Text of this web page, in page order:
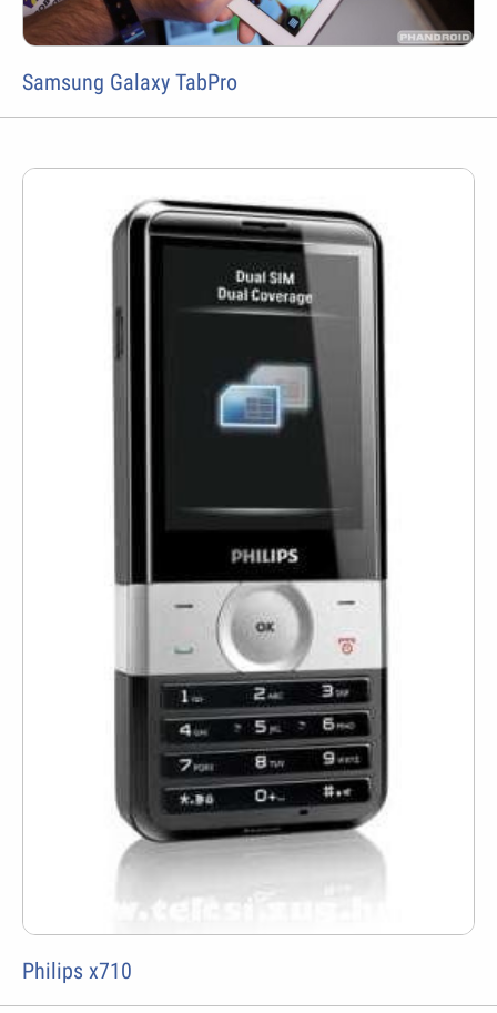
Samsung Galaxy TabPro
Philips x710